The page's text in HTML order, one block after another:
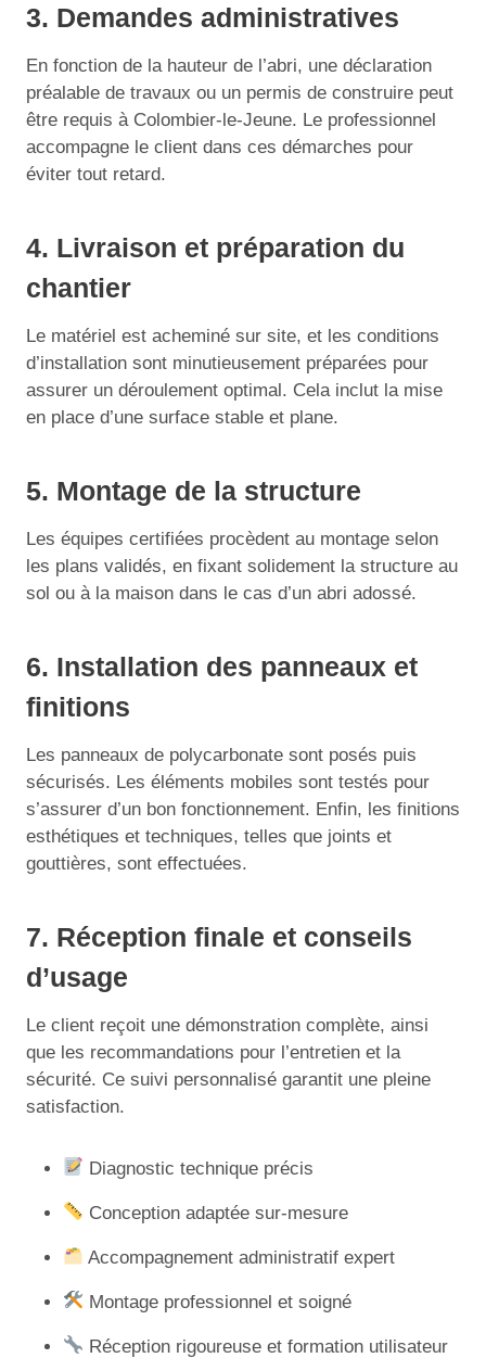
3. Demandes administratives
En fonction de la hauteur de l’abri, une déclaration
préalable de travaux ou un permis de construire peut
être requis à Colombier-le-Jeune. Le professionnel
accompagne le client dans ces démarches pour
éviter tout retard.
4. Livraison et préparation du
chantier
Le matériel est acheminé sur site, et les conditions
d’installation sont minutieusement préparées pour
assurer un déroulement optimal. Cela inclut la mise
en place d’une surface stable et plane.
5. Montage de la structure
Les équipes certifiées procèdent au montage selon
les plans validés, en fixant solidement la structure au
sol ou à la maison dans le cas d’un abri adossé.
6. Installation des panneaux et
finitions
Les panneaux de polycarbonate sont posés puis
sécurisés. Les éléments mobiles sont testés pour
s’assurer d’un bon fonctionnement. Enfin, les finitions
esthétiques et techniques, telles que joints et
gouttières, sont effectuées.
7. Réception finale et conseils
d’usage
Le client reçoit une démonstration complète, ainsi
que les recommandations pour l’entretien et la
sécurité. Ce suivi personnalisé garantit une pleine
satisfaction.
Diagnostic technique précis
Conception adaptée sur-mesure
Accompagnement administratif expert
Montage professionnel et soigné
Réception rigoureuse et formation utilisateur